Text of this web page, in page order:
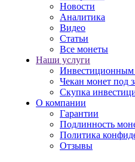
Новости
Аналитика
Видео
Статьи
Все монеты
Наши услуги
Чекан монет под
Скупка
О компании
Гарантии
Подлинность
Политика
Отзывы